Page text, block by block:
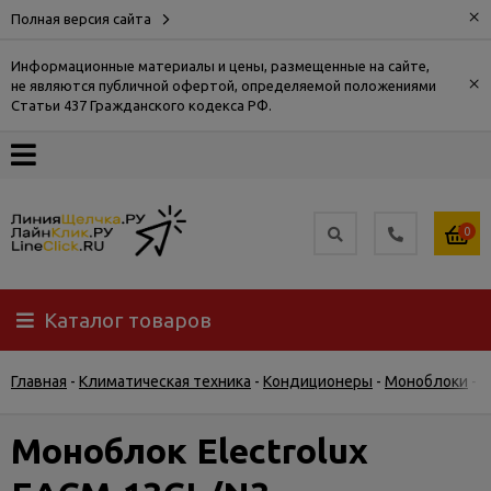
Полная версия сайта ×
Информационные материалы и цены, размещенные на сайте,
не являются публичной офертой, определяемой положениями
Статьи 437 Гражданского кодекса РФ.
×
О
Доставка
Самовывоз
Гарантия
0
Каталог товаров
Главная - Климатическая техника - Кондиционеры - Моноблоки -
Моноблок Electrolux